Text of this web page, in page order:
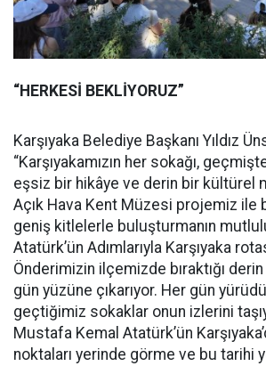
“HERKESİ BEKLİYORUZ”
Karşıyaka Belediye Başkanı Yıldız
“Karşıyakamızın her sokağı,
eşsiz bir hikâye ve derin bir kültürel
Açık Hava Kent Müzesi projemiz ile
geniş kitlelerle buluşturmanın
Atatürk’ün Adımlarıyla Karşıyaka
Önderimizin ilçemizde bıraktığı
gün yüzüne çıkarıyor. Her gün
geçtiğimiz sokaklar onun izlerini
Mustafa Kemal Atatürk’ün
noktaları yerinde görme ve bu tarihi